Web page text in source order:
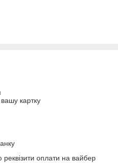
картку
оплати на вайбер